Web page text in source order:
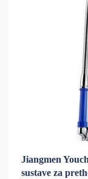
Jiangmen
sustave za